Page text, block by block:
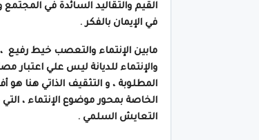
القيم والتقاليد السائدة في
في الإيمان بالفكر .
مابين الإنتماء والتعصب خيط رفيع
والإنتماء للديانة ليس علي اعتبار
المطلوبة ، و التثقيف الذاتي هنا
الخاصة بمحور موضوع الإنتماء ،
التعايش السلمي .